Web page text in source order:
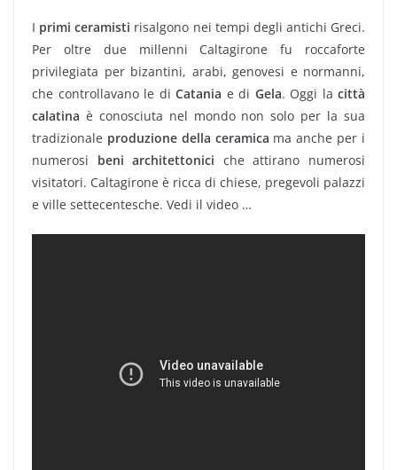
I primi ceramisti risalgono nei tempi degli antichi Greci.
Per oltre due millenni Caltagirone fu roccaforte
privilegiata per bizantini, arabi, genovesi e normanni,
che controllavano le di Catania e di Gela. Oggi la città
calatina è conosciuta nel mondo non solo per la sua
tradizionale produzione della ceramica ma anche per i
numerosi beni architettonici che attirano numerosi
visitatori. Caltagirone è ricca di chiese, pregevoli palazzi
e ville settecentesche. Vedi il video …